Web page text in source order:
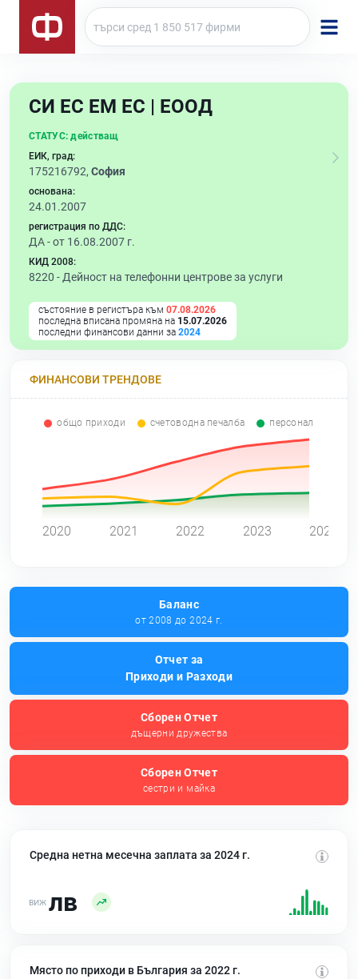
СИ ЕС ЕМ ЕС | ЕООД
СТАТУС: действащ
ЕИК, град:
175216792, София
основана:
24.01.2007
регистрация по ДДС:
ДА - от 16.08.2007 г.
КИД 2008:
8220 - Дейност на телефонни центрове за услуги
състояние в регистъра към 07.08.2026
последна вписана промяна на 15.07.2026
последни финансови данни за 2024
ФИНАНСОВИ ТРЕНДОВЕ
общо приходи счетоводна печалба персонал
2020 2021 2022 2023 2024
Баланс
от 2008 до 2024 г.
Отчет за
Приходи и Разходи
Сборен Отчет
дъщерни дружества
Сборен Отчет
сестри и майка
Средна нетна месечна заплата за 2024 г.
лв
Място по приходи в България за 2022 г.